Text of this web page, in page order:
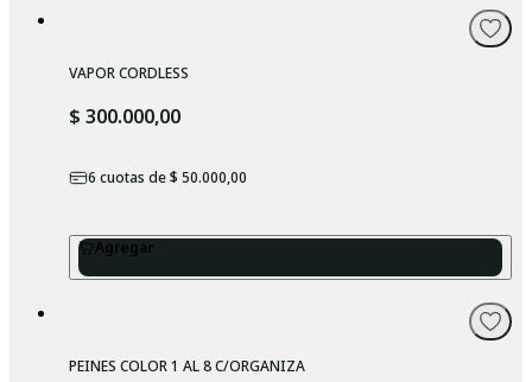
VAPOR CORDLESS
$ 300.000,00
6 cuotas de$ 50.000,00
Agregar
PEINES COLOR 1 AL 8 C/ORGANIZA